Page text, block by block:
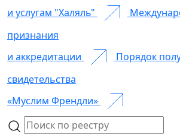
и услугам "Халяль"
признания
и аккредитации
Порядок
свидетельства
«Муслим Френдли»